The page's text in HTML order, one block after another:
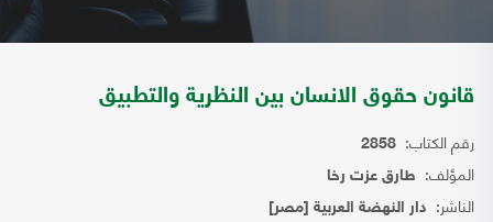
قانون حقوق الانسان بين النظرية والتطبيق
رقم الكتاب: 2858
المؤلف: طارق عزت رخا
الناشر: دار النهضة العربية [مصر]